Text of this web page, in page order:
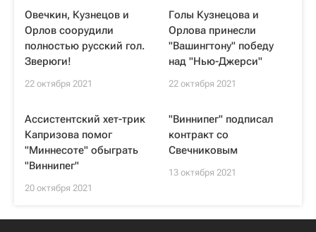
Овечкин, Кузнецов и
Орлов соорудили
полностью русский гол.
Зверюги!
22 октября 2021
Голы Кузнецова и
Орлова принесли
"Вашингтону" победу
над "Нью-Джерси"
22 октября 2021
Ассистентский хет-трик
Капризова помог
"Миннесоте" обыграть
"Виннипег"
20 октября 2021
"Виннипег" подписал
контракт со
Свечниковым
13 октября 2021